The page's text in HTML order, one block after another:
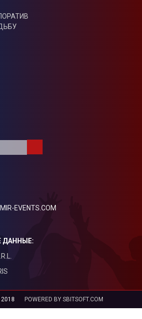
EVENTS.COM
ДАННЫЕ:
2018 POWERED BY SBITSOFT.COM